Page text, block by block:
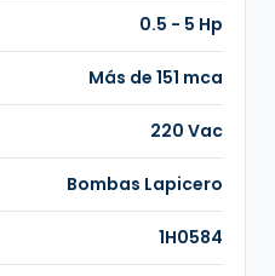
0.5 - 5 Hp
Más de 151 mca
220 Vac
Bombas Lapicero
1H0584